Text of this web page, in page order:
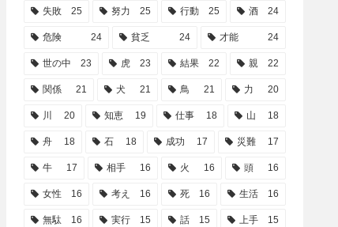
失敗 25 努力 25 行動 25 酒 24
危険 24 貧乏 24 才能 24
世の中 23 虎 23 結果 22 親 22
関係 21 犬 21 鳥 21 力 20
川 20 知恵 19 仕事 18 山 18
舟 18 石 18 成功 17 災難 17
牛 17 相手 16 火 16 頭 16
女性 16 考え 16 死 16 生活 16
無駄 16 実行 15 話 15 上手 15